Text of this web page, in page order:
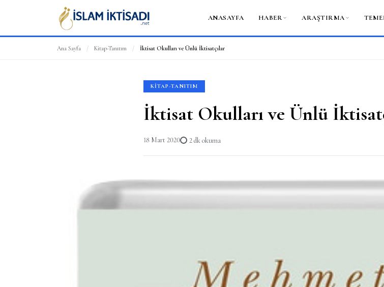
ANASAYFA HABER ARAŞTIRMA
Ana Sayfa / Kitap-Tanıtım / İktisat Okulları ve Ünlü İktisatçılar
KITAP-TANITIM
İktisat Okulları ve Ünlü
18 Mart 2020 2 dk okuma